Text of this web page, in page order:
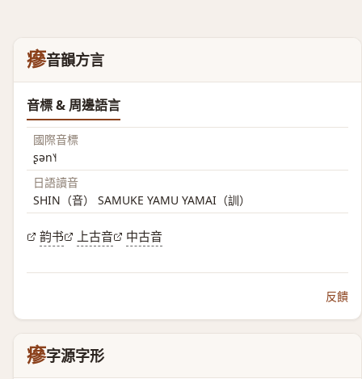
瘮音韻方言
音標 & 周邊語言
國際音標
ʂən˥˧
日語讀音
SHIN（音） SAMUKE YAMU YAMAI（訓）
韵书 上古音 中古音
反饋
瘮字源字形